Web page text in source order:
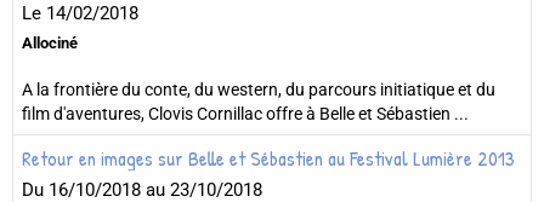
Le 14/02/2018
Allociné
A la frontière du conte, du western, du parcours initiatique et du
film d'aventures, Clovis Cornillac offre à Belle et Sébastien ...
Retour en images sur Belle et Sébastien au Festival Lumière 2013
Du 16/10/2018 au 23/10/2018